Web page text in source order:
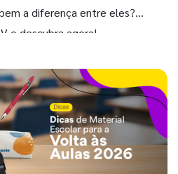
a diferença entre eles?
e descubra agora!